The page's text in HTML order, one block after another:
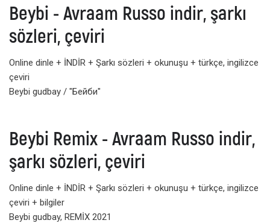
Beybi - Avraam Russo indir, şarkı
sözleri, çeviri
Online dinle + İNDİR + Şarkı sözleri + okunuşu + türkçe, ingilizce
çeviri
Beybi gudbay / "Бейби"
Beybi Remix - Avraam Russo indir,
şarkı sözleri, çeviri
Online dinle + İNDİR + Şarkı sözleri + okunuşu + türkçe, ingilizce
çeviri + bilgiler
Beybi gudbay, REMİX 2021